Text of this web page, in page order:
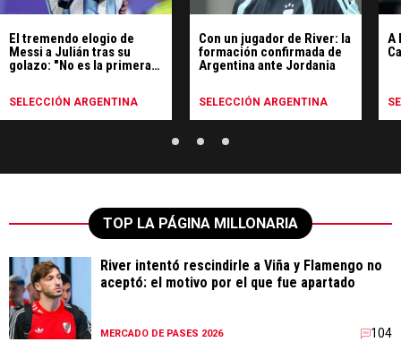
El tremendo elogio de
Messi a Julián tras su
golazo: "No es la primera
SELECCIÓN ARGENTINA
Con un jugador de River: la
formación confirmada de
Argentina ante Jordania
SELECCIÓN ARGENTINA
A
TOP LA PÁGINA MILLONARIA
River intentó rescindirle a Viña y Flamengo no
aceptó: el motivo por el que fue apartado
MERCADO DE PASES 2026 104